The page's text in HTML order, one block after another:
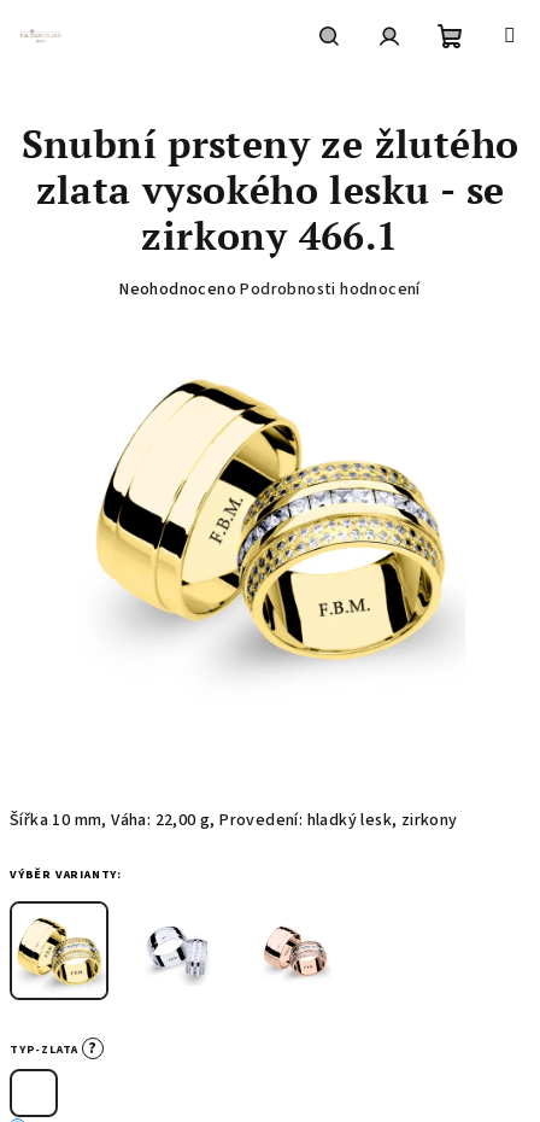
košík
Šířka 10 mm, Váha: 22,00 g, Provedení: hladký lesk, zirkony
VÝBĚR VARIANTY:
TYP-ZLATA ?
Snubní prsteny ze žlutého
zlata vysokého lesku - se
zirkony 466.1
Průměrné
hvězdiček.
Neohodnoceno Podrobnosti hodnocení